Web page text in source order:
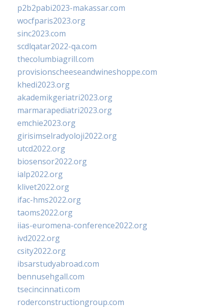
p2b2pabi2023-makassar.com
wocfparis2023.org
sinc2023.com
scdlqatar2022-qa.com
thecolumbiagrill.com
provisionscheeseandwineshoppe.com
khedi2023.org
akademikgeriatri2023.org
marmarapediatri2023.org
emchie2023.org
girisimselradyoloji2022.org
utcd2022.org
biosensor2022.org
ialp2022.org
klivet2022.org
ifac-hms2022.org
taoms2022.org
iias-euromena-conference2022.org
ivd2022.org
csity2022.org
ibsarstudyabroad.com
bennusehgall.com
tsecincinnati.com
roderconstructiongroup.com